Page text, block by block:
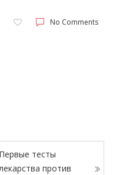
No Comments
Первые тесты
против